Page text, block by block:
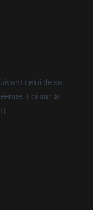
celui de sa
Loi sur la